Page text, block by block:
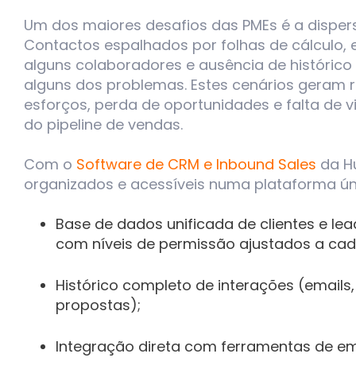
Um dos maiores desafios das PMEs é a
Contactos espalhados por folhas de cálculo,
alguns colaboradores e ausência de
alguns dos problemas. Estes cenários
esforços, perda de oportunidades e falta de
do pipeline de vendas.
Com o Software de CRM e Inbound Sales da
organizados e acessíveis numa plataforma
Base de dados unificada de clientes e
com níveis de permissão ajustados a
Histórico completo de interações
propostas);
Integração direta com ferramentas de